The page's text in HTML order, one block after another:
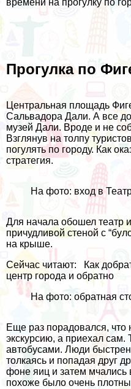
времени на прогулку по
Прогулка по
Центральная площадь
Сальвадора Дали. А все
музей Дали. Вроде и не
Взглянув на толпу
погулять по городу. Как
стратегия.
На фото: вход в
Для начала обошел театр
причудливой стеной с
на крыше.
Сейчас читают:
Как
центр города и обратно
На фото: обратная
Еще раз порадовался, что
экскурсию, а приехал сам.
автобусами. Люди
толкаясь и попадая друг
фоне яиц и затем мчались
похоже было очень